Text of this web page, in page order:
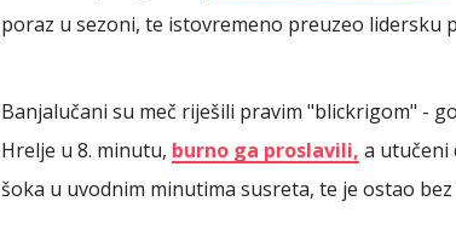
poraz u sezoni, te istovremeno preuzeo lidersku
Banjalučani su meč riješili pravim "blickrigom" -
Hrelje u 8. minutu, burno ga proslavili, a utučeni
šoka u uvodnim minutima susreta, te je ostao bez